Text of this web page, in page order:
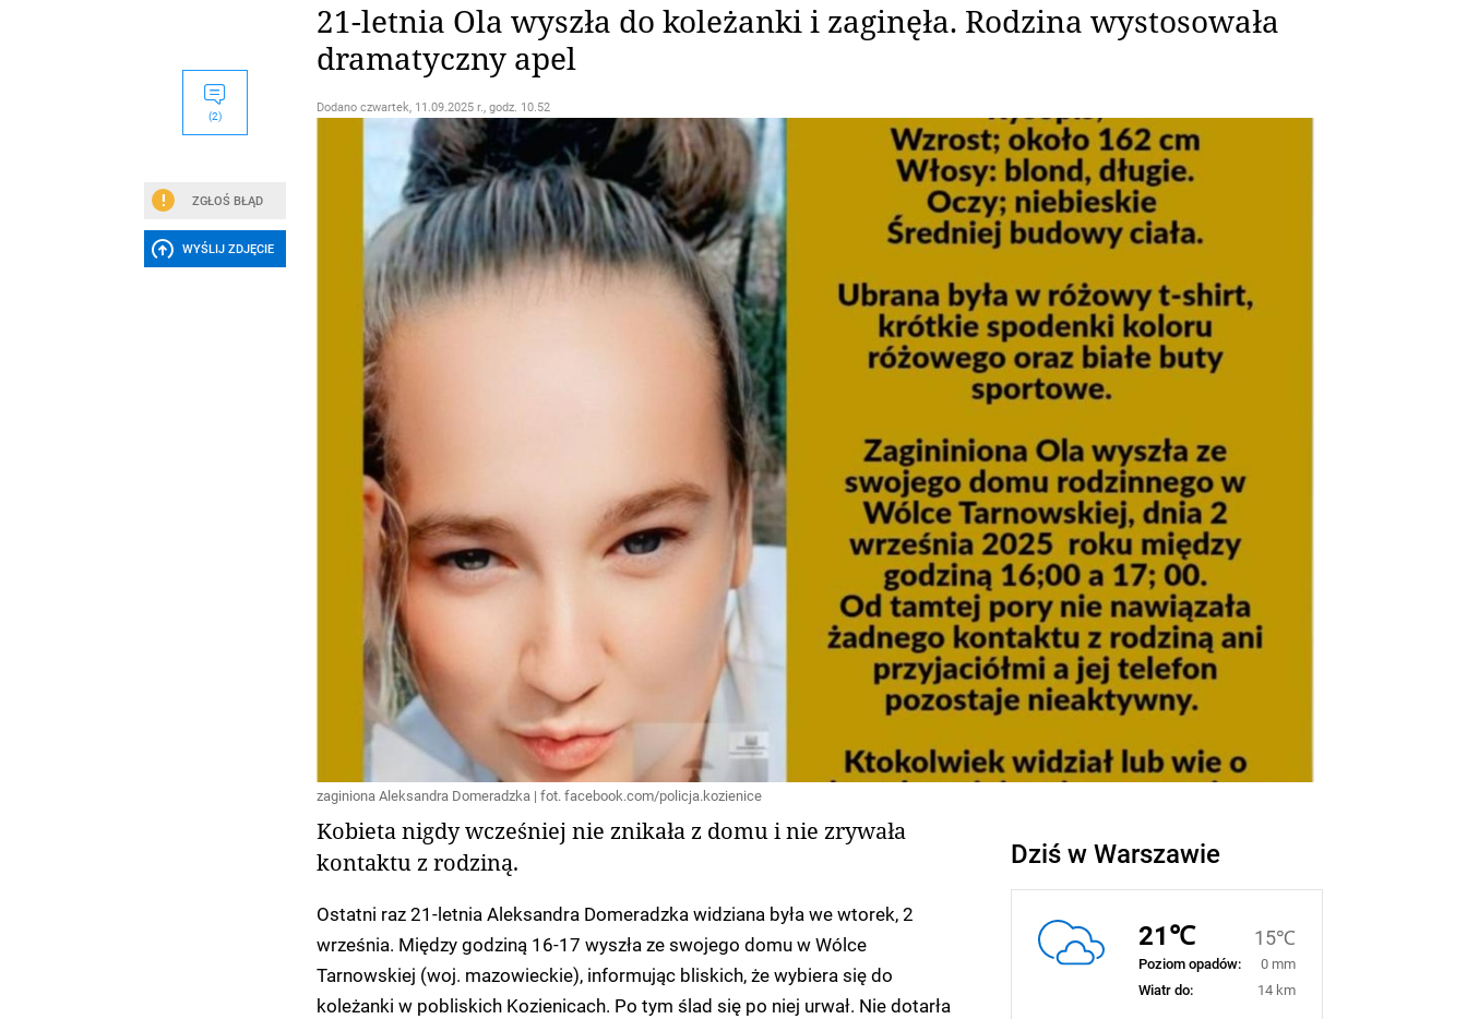
(2)
ZGŁOŚ BŁĄD
WYŚLIJ ZDJĘCIE
21-letnia Ola wyszła do koleżanki i zaginęła. Rodzina wystosowała
dramatyczny apel
Dodano czwartek, 11.09.2025 r., godz. 10.52
zaginiona Aleksandra Domeradzka | fot. facebook.com/policja.kozienice
Kobieta nigdy wcześniej nie znikała z domu i nie zrywała
kontaktu z rodziną.
Ostatni raz 21-letnia Aleksandra Domeradzka widziana była we wtorek, 2
września. Między godziną 16-17 wyszła ze swojego domu w Wólce
Tarnowskiej (woj. mazowieckie), informując bliskich, że wybiera się do
koleżanki w pobliskich Kozienicach. Po tym ślad się po niej urwał. Nie dotarła
Dziś w Warszawie
21℃ 15℃
Poziom opadów:
0 mm
Wiatr do:
14 km